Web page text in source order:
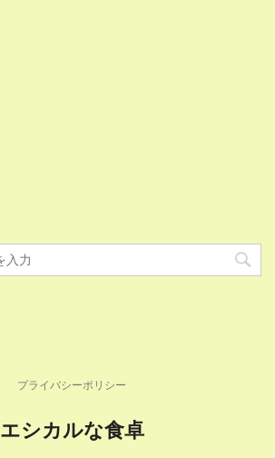
プライバシーポリシー
エシカルな食卓